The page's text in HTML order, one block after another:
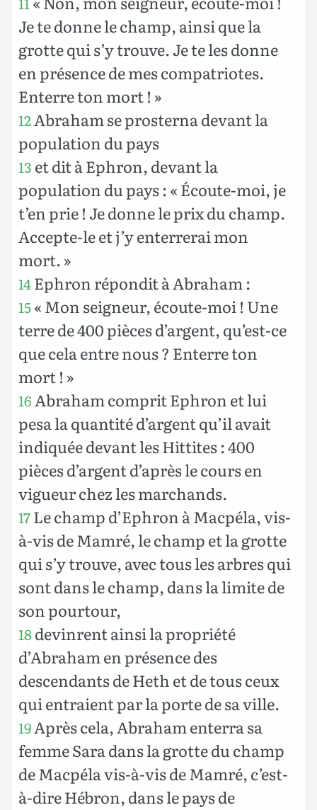
Je te donne le champ, ainsi que la
grotte qui s’y trouve. Je te les donne
en présence de mes compatriotes.
Enterre ton mort ! »
12Abraham se prosterna devant la
population du pays
13 et dit à Ephron, devant la
population du pays : « Écoute-moi, je
t’en prie ! Je donne le prix du champ.
Accepte-le et j’y enterrerai mon
mort. »
14Ephron répondit à Abraham :
15« Mon seigneur, écoute-moi ! Une
terre de 400 pièces d’argent, qu’est-ce
que cela entre nous ? Enterre ton
mort ! »
16Abraham comprit Ephron et lui
pesa la quantité d’argent qu’il avait
indiquée devant les Hittites : 400
pièces d’argent d’après le cours en
vigueur chez les marchands.
17Le champ d’Ephron à Macpéla, vis-
à-vis de Mamré, le champ et la grotte
qui s’y trouve, avec tous les arbres qui
sont dans le champ, dans la limite de
son pourtour,
18devinrent ainsi la propriété
d’Abraham en présence des
descendants de Heth et de tous ceux
qui entraient par la porte de sa ville.
19Après cela, Abraham enterra sa
femme Sara dans la grotte du champ
de Macpéla vis-à-vis de Mamré, c’est-
à-dire Hébron, dans le pays de